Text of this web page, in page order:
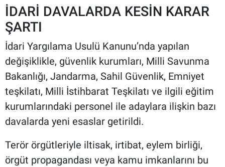
İDARİ DAVALARDA KESİN KARAR
ŞARTI
İdari Yargılama Usulü Kanunu’nda yapılan
değişiklikle, güvenlik kurumları, Milli Savunma
Bakanlığı, Jandarma, Sahil Güvenlik, Emniyet
teşkilatı, Milli İstihbarat Teşkilatı ve ilgili eğitim
kurumlarındaki personel ile adaylara ilişkin bazı
davalarda yeni esaslar getirildi.
Terör örgütleriyle iltisak, irtibat, eylem birliği,
örgüt propagandası veya kamu imkanlarını bu